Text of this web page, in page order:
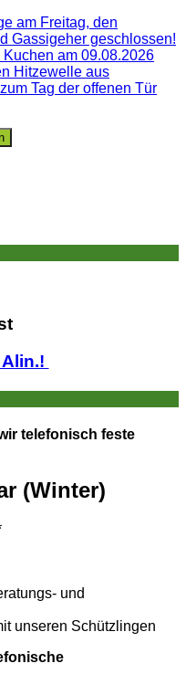
am Freitag, den
Gassigeher geschlossen!
Kuchen am 09.08.2026
Hitzewelle aus
Tag der offenen Tür
telefonisch feste
(Winter)
und
unseren Schützlingen